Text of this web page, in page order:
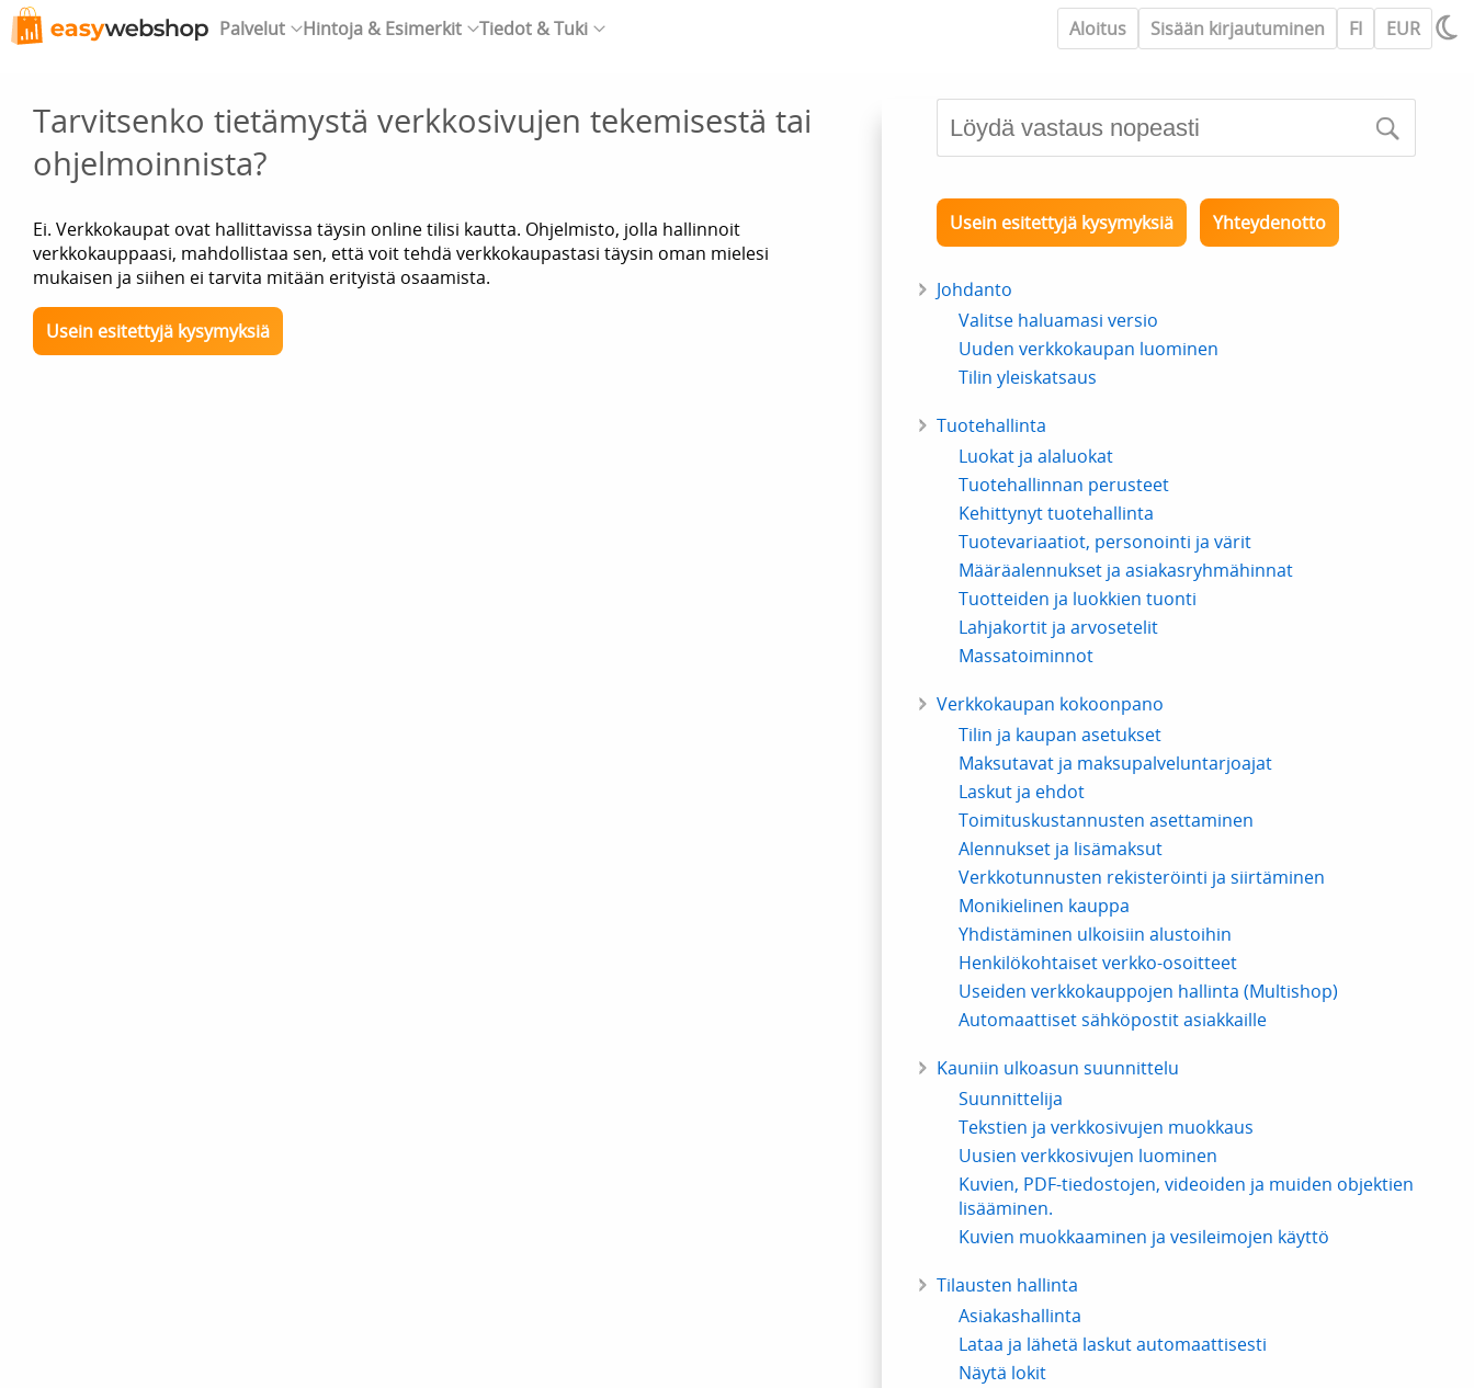
Palvelut Hintoja & Esimerkit Tiedot & Tuki Aloitus Sisään kirjautuminen FI EUR
Tarvitsenko tietämystä verkkosivujen tekemisestä tai
ohjelmoinnista?
Ei. Verkkokaupat ovat hallittavissa täysin online tilisi kautta. Ohjelmisto, jolla hallinnoit
verkkokauppaasi, mahdollistaa sen, että voit tehdä verkkokaupastasi täysin oman mielesi
mukaisen ja siihen ei tarvita mitään erityistä osaamista.
Usein esitettyjä kysymyksiä
Usein esitettyjä kysymyksiä Yhteydenotto
Johdanto
Valitse haluamasi versio
Uuden verkkokaupan luominen
Tilin yleiskatsaus
Tuotehallinta
Luokat ja alaluokat
Tuotehallinnan perusteet
Kehittynyt tuotehallinta
Tuotevariaatiot, personointi ja värit
Määräalennukset ja asiakasryhmähinnat
Tuotteiden ja luokkien tuonti
Lahjakortit ja arvosetelit
Massatoiminnot
Verkkokaupan kokoonpano
Tilin ja kaupan asetukset
Maksutavat ja maksupalveluntarjoajat
Laskut ja ehdot
Toimituskustannusten asettaminen
Alennukset ja lisämaksut
Verkkotunnusten rekisteröinti ja siirtäminen
Monikielinen kauppa
Yhdistäminen ulkoisiin alustoihin
Henkilökohtaiset verkko-osoitteet
Useiden verkkokauppojen hallinta (Multishop)
Automaattiset sähköpostit asiakkaille
Kauniin ulkoasun suunnittelu
Suunnittelija
Tekstien ja verkkosivujen muokkaus
Uusien verkkosivujen luominen
Kuvien, PDF-tiedostojen, videoiden ja muiden objektien
lisääminen.
Kuvien muokkaaminen ja vesileimojen käyttö
Tilausten hallinta
Asiakashallinta
Lataa ja lähetä laskut automaattisesti
Näytä lokit